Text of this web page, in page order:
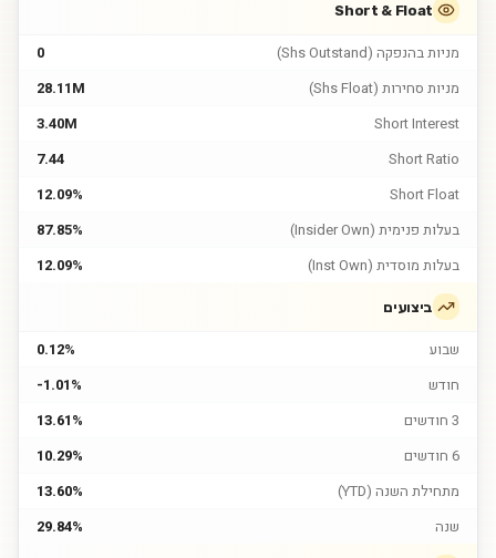
Short & Float
מניות בהנפקה (Shs Outstand)
0
מניות סחירות (Shs Float)
28.11M
Short Interest
3.40M
Short Ratio
7.44
Short Float
12.09%
בעלות פנימית (Insider Own)
87.85%
בעלות מוסדית (Inst Own)
12.09%
ביצועים
שבוע
0.12%
חודש
-1.01%
3 חודשים
13.61%
6 חודשים
10.29%
מתחילת השנה (YTD)
13.60%
שנה
29.84%